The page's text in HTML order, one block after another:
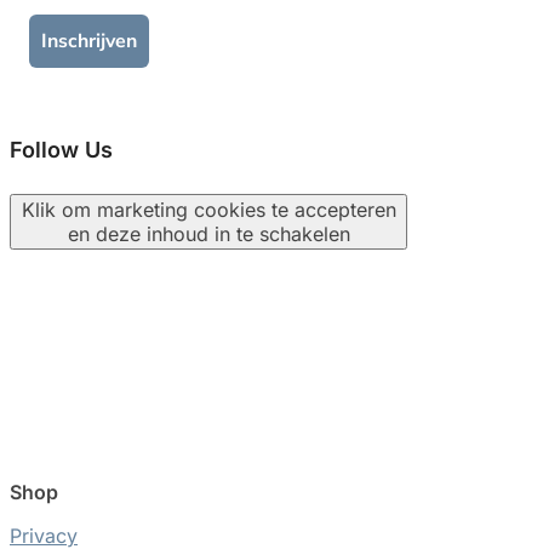
Inschrijven
Follow Us
Klik om marketing cookies te accepteren
en deze inhoud in te schakelen
Shop
Privacy